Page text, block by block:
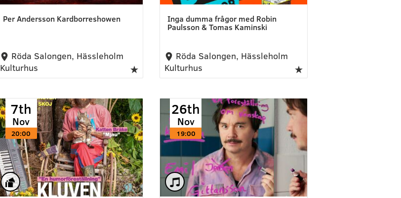
Per Andersson Kardborreshowen
Röda Salongen, Hässleholm
Kulturhus
Inga dumma frågor med Robin
Paulsson & Tomas Kaminski
Röda Salongen, Hässleholm
Kulturhus
7th
Nov
20:00
26th
Nov
19:00